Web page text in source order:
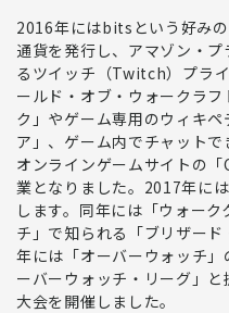
2016年にはbitsという好み
通貨を発行し、アマゾン・
る ツイッチ（Twitch）プラ
ールド・オブ・ウォークラ
ク」やゲーム専用のウィキ
ア」、ゲーム内でチャット
オンラインゲームサイトの
業となりました。2017年に
します。同年には「ウォー
チ」で知られる「ブリザー
年には「オーバーウォッチ
ーバーウォッチ・リーグ」
大会を開催 しました。